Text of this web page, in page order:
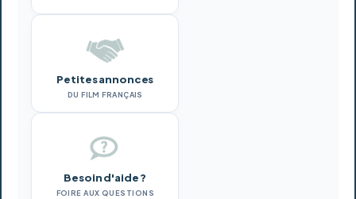
Petites annonces
DU FILM FRANÇAIS
Besoin d'aide ?
FOIRE AUX QUESTIONS